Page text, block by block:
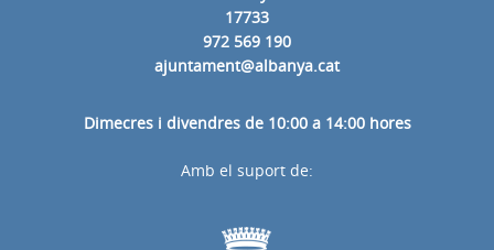
17733
972 569 190
ajuntament@albanya.cat
Dimecres i divendres de 10:00 a 14:00 hores
Amb el suport de: